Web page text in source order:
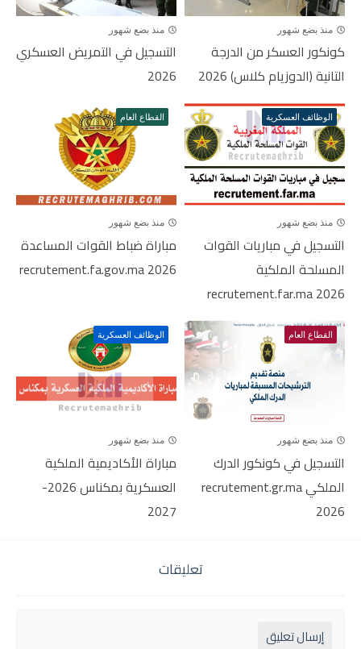
منذ بضع شهور
كونكور العسكر من الدرجة
التانية (الدوزيام كلاس) 2026
منذ بضع شهور
التسجيل في التمريض العسكري
2026
الوظائف العسكرية
منذ بضع شهور
التسجيل في مباريات القوات
المسلحة الملكية
recrutement.far.ma 2026
القطاع العام
منذ بضع شهور
مباراة ضباط القوات المساعدة
2026 recrutement.fa.gov.ma
القطاع العام
منذ بضع شهور
التسجيل في كونكور الدرك
الملكي recrutement.gr.ma
2026
الوظائف العسكرية
منذ بضع شهور
مباراة الأكاديمية الملكية
العسكرية بمكناس 2026-
2027
تعليقات
إرسال تعليق